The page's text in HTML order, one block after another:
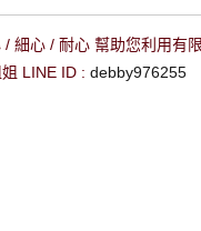
細心 / 耐心 幫助您利用有
LINE ID : debby976255